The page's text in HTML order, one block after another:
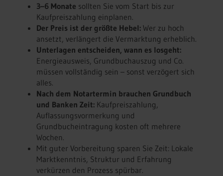
3–6 Monate sollten Sie vom Start bis zur
Kaufpreiszahlung einplanen.
Der Preis ist der größte Hebel: Wer zu hoch
ansetzt, verlängert die Vermarktung erheblich.
Unterlagen entscheiden, wann es losgeht:
Energieausweis, Grundbuchauszug und Co.
müssen vollständig sein – sonst verzögert sich
alles.
Nach dem Notartermin brauchen Grundbuch
und Banken Zeit: Kaufpreiszahlung,
Auflassungsvormerkung und
Grundbucheintragung kosten oft mehrere
Wochen.
Mit guter Vorbereitung sparen Sie Zeit: Lokale
Marktkenntnis, Struktur und Erfahrung
verkürzen den Prozess spürbar.